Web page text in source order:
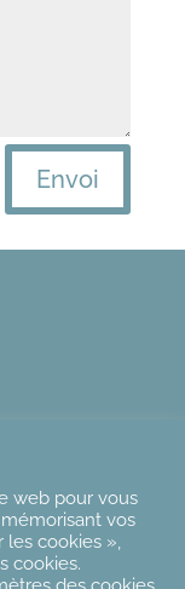
Envoi
web pour vous
vos
cookies »,
cookies.
des cookies